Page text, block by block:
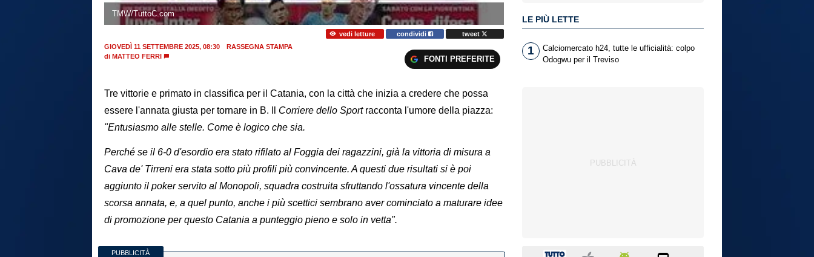
TMW/TuttoC.com
vedi letture condividi
tweet
GIOVEDÌ 11 SETTEMBRE 2025, 08:30
RASSEGNA STAMPA
di MATTEO FERRI FONTI PREFERITE
Tre vittorie e primato in classifica per il Catania, con la città che inizia a credere che possa
essere l'annata giusta per tornare in B. Il
Corriere dello Sportracconta l'umore della piazza:
"Entusiasmo alle stelle. Come è logico che sia.
Perché se il 6-0 d'esordio era stato rifilato al Foggia dei ragazzini, già la vittoria di misura a
Cava de' Tirreni era stata sotto più profili più convincente. A questi due risultati si è poi
aggiunto il poker servito al Monopoli, squadra costruita sfruttando l'ossatura vincente della
scorsa annata, e, a quel punto, anche i più scettici sembrano aver cominciato a maturare idee
di promozione per questo Catania a punteggio pieno e solo in vetta".
PUBBLICITÀ
LE PIÙ LETTE
1
Calciomercato h24, tutte le ufficialità: colpo
Odogwu per il Treviso